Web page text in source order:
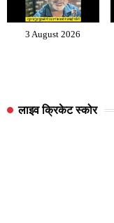
3 August 2026
लाइव क्रिकेट स्कोर